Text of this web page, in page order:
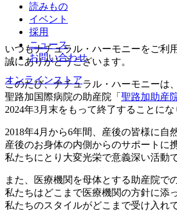
読みもの
イベント
採用
ニュース
お問い合わせ
オンラインストア
いつもナチュラル・ハーモニーをご利
誠にありがとうございます。
このたび、ナチュラル・ハーモニーは、
聖路加国際病院の助産院「 聖路加助産
2024年3月末をもって終了することにな
2018年4月から6年間、産後の皆様に自
産後のお身体の内側からのサポートに
私たちにとり大変光栄で意義深い活動
また、医療機関を母体とする助産院で
私たちはどこまで医療機関の方針に添
私たちのスタイルがどこまで受け入れ